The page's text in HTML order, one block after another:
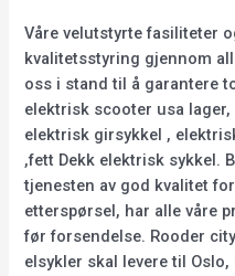
Våre velutstyrte fasiliteter
kvalitetsstyring gjennom
oss i stand til å garantere
elektrisk scooter usa
elektrisk girsykkel ,
,fett Dekk elektrisk sykkel.
tjenesten av god kvalitet
etterspørsel, har alle våre
før forsendelse. Rooder
elsykler skal levere til